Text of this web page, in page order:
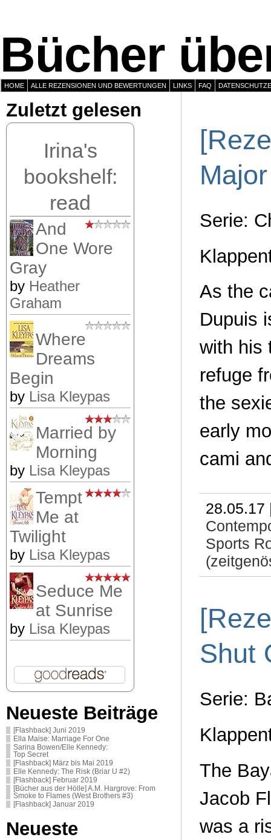
Bücher
HOME ALLE REZENSIONEN UND BEWERTUNGEN LINKS FAQ
Zuletzt gelesen
Irina's
bookshelf:
read
And
One Wore
Gray
by Heather
Graham
Where
Dreams
Begin
by Lisa Kleypas
Married by
Morning
by Lisa Kleypas
Tempt
Me at
Twilight
by Lisa Kleypas
Seduce Me
at Sunrise
by Lisa Kleypas
Neueste Beiträge
[Flashback] Juni 2019
Ella Maise: Marriage For One
Sarina Bowen/Elle Kennedy:
Top Secret
[Flashback] März bis Mai 2019
Elle Kennedy: The Risk (Briar U #2)
[Flashback] Februar 2019
[Bücher aus der Hölle] A.M. Hargrove: From
Smoke to Flames (West Brothers #3)
[Flashback] Januar 2019
Neueste
Serie:
As the
Dupuis
with his
refuge
the
early
cami
Sports
Shut
Serie:
The
Jacob
was a